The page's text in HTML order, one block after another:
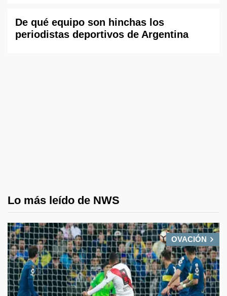
De qué equipo son hinchas los
periodistas deportivos de Argentina
Lo más leído de NWS
OVACIÓN